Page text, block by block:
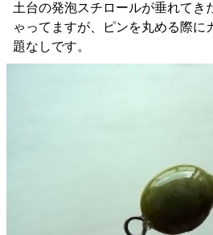
土台の発泡スチロールが垂れてき
ゃってますが、ピンを丸める際に
題なしです。